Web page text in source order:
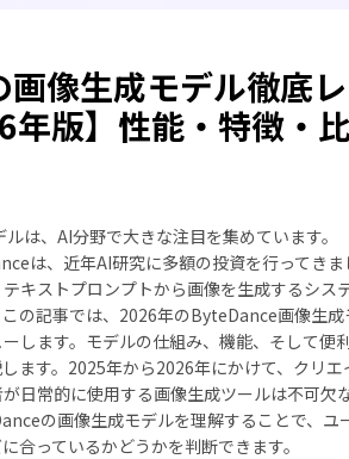
像生成モデル徹底レ
版】性能・特徴・
は、AI分野で大きな注目を集めています。
は、近年AI研究に多額の投資を行ってきま
キストプロンプトから画像を生成するシス
の記事では、2026年のByteDance画像生成
します。モデルの仕組み、機能、そして便
ます。2025年から2026年にかけて、クリエ
日常的に使用する画像生成ツールは不可欠
の画像生成モデルを理解することで、ユ
合っているかどうかを判断できます。